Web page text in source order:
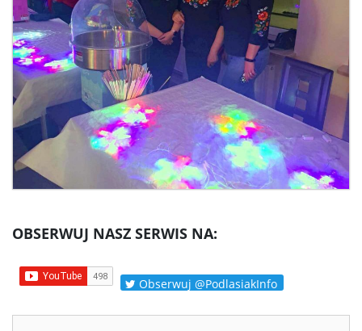
OBSERWUJ NASZ SERWIS NA:
Obserwuj @PodlasiakInfo